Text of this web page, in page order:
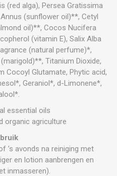
(red alga), Persea Gratissima
(sunflower oil)**, Cetyl
oil)**, Cocos Nucifera
(vitamin E), Salix Alba
(natural perfume)*,
Titanium Dioxide,
Cocoyl Glutamate, Phytic acid,
Geraniol*, d-Limonene*,
essential oils
organic agriculture
’s avonds na reiniging met
en lotion aanbrengen en
inmasseren).